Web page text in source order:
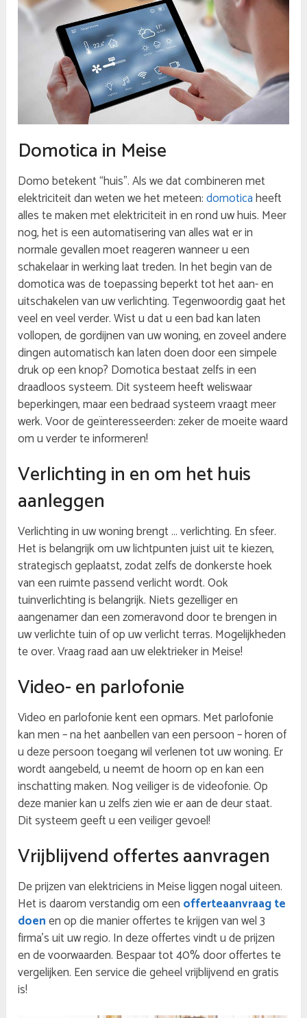
Domotica in Meise
Domo betekent “huis”. Als we dat combineren met
elektriciteit dan weten we het meteen:domoticaheeft
alles te maken met elektriciteit in en rond uw huis. Meer
nog, het is een automatisering van alles wat er in
normale gevallen moet reageren wanneer u een
schakelaar in werking laat treden. In het begin van de
domotica was de toepassing beperkt tot het aan- en
uitschakelen van uw verlichting. Tegenwoordig gaat het
veel en veel verder. Wist u dat u een bad kan laten
vollopen, de gordijnen van uw woning, en zoveel andere
dingen automatisch kan laten doen door een simpele
druk op een knop? Domotica bestaat zelfs in een
draadloos systeem. Dit systeem heeft weliswaar
beperkingen, maar een bedraad systeem vraagt meer
werk. Voor de geïnteresseerden: zeker de moeite waard
om u verder te informeren!
Verlichting in en om het huis
aanleggen
Verlichting in uw woning brengt … verlichting. En sfeer.
Het is belangrijk om uw lichtpunten juist uit te kiezen,
strategisch geplaatst, zodat zelfs de donkerste hoek
van een ruimte passend verlicht wordt. Ook
tuinverlichting is belangrijk. Niets gezelliger en
aangenamer dan een zomeravond door te brengen in
uw verlichte tuin of op uw verlicht terras. Mogelijkheden
te over. Vraag raad aan uw elektrieker in Meise!
Video- en parlofonie
Video en parlofonie kent een opmars. Met parlofonie
kan men – na het aanbellen van een persoon – horen of
u deze persoon toegang wil verlenen tot uw woning. Er
wordt aangebeld, u neemt de hoorn op en kan een
inschatting maken. Nog veiliger is de videofonie. Op
deze manier kan u zelfs zien wie er aan de deur staat.
Dit systeem geeft u een veiliger gevoel!
Vrijblijvend offertes aanvragen
De prijzen van elektriciens in Meise liggen nogal uiteen.
Het is daarom verstandig om een offerteaanvraag te
doenen op die manier offertes te krijgen van wel 3
firma’s uit uw regio. In deze offertes vindt u de prijzen
en de voorwaarden. Bespaar tot 40% door offertes te
vergelijken. Een service die geheel vrijblijvend en gratis
is!